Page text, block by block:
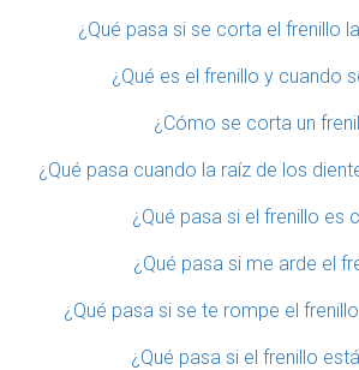
¿Qué pasa si se corta el frenillo
¿Qué es el frenillo y cuando
¿Cómo se corta un
¿Qué pasa cuando la raíz de los
¿Qué pasa si el frenillo es
¿Qué pasa si me arde el
¿Qué pasa si se te rompe el
¿Qué pasa si el frenillo